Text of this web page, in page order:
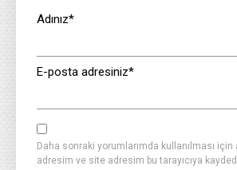
Adınız*
E-posta adresiniz*
Daha sonraki yorumlarımda kullanılması için
adresim ve site adresim bu tarayıcıya